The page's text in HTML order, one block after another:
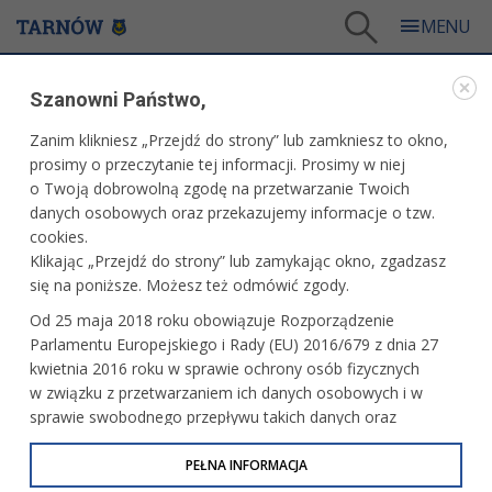
Piłkarki rezerw TS Iskra zagrają z outsiderem
WARTO PRZECZYTAĆ
PIŁKARKI REZERW TS ISKRA ZAGRAJĄ Z
OUTSIDEREM
15.05.2026, 12:44 Redakcja tarnow.pl
Walczące o awans do trzeciej ligi piłkarki drugiej drużyny TS
Iskra Tarnów w siedemnastej kolejce małopolskiej grupy
czwartej ligi zagrają na boisku Kłosa Łysa Góra z Wawelem
Kraków. Spotkanie to rozpocznie się w niedzielę o godz. 18.
Szanowni Państwo,
Zanim klikniesz „Przejdź do strony” lub zamkniesz to okno,
prosimy o przeczytanie tej informacji. Prosimy w niej
o Twoją dobrowolną zgodę na przetwarzanie Twoich
danych osobowych oraz przekazujemy informacje o tzw.
cookies.
Klikając „Przejdź do strony” lub zamykając okno, zgadzasz
się na poniższe. Możesz też odmówić zgody.
Od 25 maja 2018 roku obowiązuje Rozporządzenie
Parlamentu Europejskiego i Rady (EU) 2016/679 z dnia 27
kwietnia 2016 roku w sprawie ochrony osób fizycznych
w związku z przetwarzaniem ich danych osobowych i w
sprawie swobodnego przepływu takich danych oraz
uchylenia dyrektywy 95/46/WE (określane jako RODO, GDPR
lub Ogólne Rozporządzenie o Ochronie Danych
PEŁNA INFORMACJA